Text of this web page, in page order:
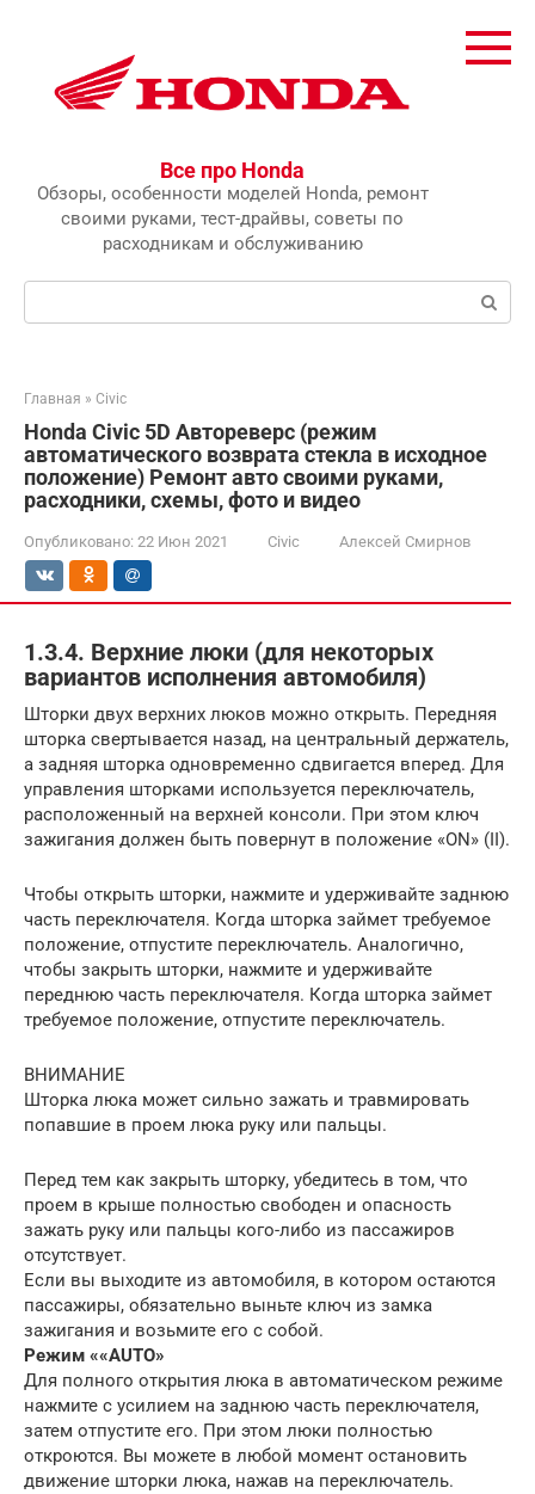
Все про Honda
Обзоры, особенности моделей Honda, ремонт
своими руками, тест-драйвы, советы по
расходникам и обслуживанию
Главная » Civic
Honda Civic 5D Автореверс (режим
автоматического возврата стекла в исходное
положение) Ремонт авто своими руками,
расходники, схемы, фото и видео
Опубликовано: 22 Июн 2021 Civic Алексей Смирнов
1.3.4. Верхние люки (для некоторых
вариантов исполнения автомобиля)
Шторки двух верхних люков можно открыть. Передняя
шторка свертывается назад, на центральный держатель,
а задняя шторка одновременно сдвигается вперед. Для
управления шторками используется переключатель,
расположенный на верхней консоли. При этом ключ
зажигания должен быть повернут в положение «ON» (II).
Чтобы открыть шторки, нажмите и удерживайте заднюю
часть переключателя. Когда шторка займет требуемое
положение, отпустите переключатель. Аналогично,
чтобы закрыть шторки, нажмите и удерживайте
переднюю часть переключателя. Когда шторка займет
требуемое положение, отпустите переключатель.
ВНИМАНИЕ
Шторка люка может сильно зажать и травмировать
попавшие в проем люка руку или пальцы.
Перед тем как закрыть шторку, убедитесь в том, что
проем в крыше полностью свободен и опасность
зажать руку или пальцы кого-либо из пассажиров
отсутствует.
Если вы выходите из автомобиля, в котором остаются
пассажиры, обязательно выньте ключ из замка
зажигания и возьмите его с собой.
Режим ««AUTO»
Для полного открытия люка в автоматическом режиме
нажмите с усилием на заднюю часть переключателя,
затем отпустите его. При этом люки полностью
откроются. Вы можете в любой момент остановить
движение шторки люка, нажав на переключатель.